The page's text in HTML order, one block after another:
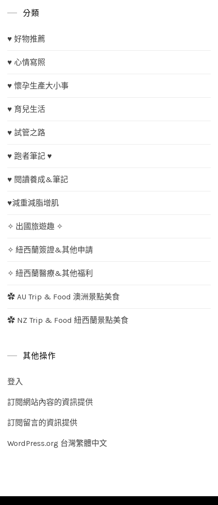
分類
♥ 好物推薦
♥ 心情寫照
♥ 懷孕生產大小事
♥ 育兒生活
♥ 試管之路
♥ 跑者筆記 ♥
♥ 閱讀養成&筆記
♥減重減脂增肌
✧ 出國旅遊趣 ✧
✧ 紐西蘭簽證&其他申請
✧ 紐西蘭醫療&其他福利
✿ AU Trip & Food 澳洲景點美食
✿ NZ Trip & Food 紐西蘭景點美食
其他操作
登入
訂閱網站內容的資訊提供
訂閱留言的資訊提供
WordPress.org 台灣繁體中文